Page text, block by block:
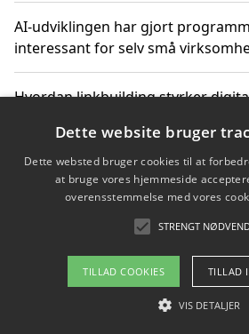
AI-udviklingen har gjort
interessant for selv små
Hvordan linkbuilding styrker
Sådan har udviklingen inden for
ændret sig
Copyright 2026 -
Om / kontakt
Dette website bruger
Dette websted bruger cookies til at
at bruge vores hjemmeside
overensstemmelse med vores
STRENGT
TILLAD COOKIES TILLAD
VIS DETALJER